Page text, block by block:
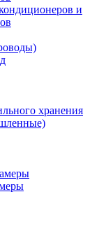
и
хранения